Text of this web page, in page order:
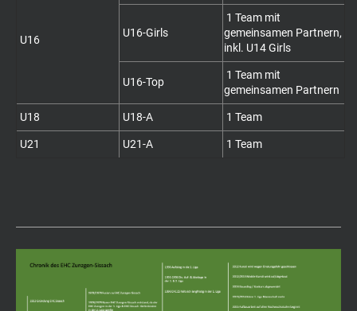
U16
U16-Girls
1 Team mit
gemeinsamen Partnern,
inkl. U14 Girls
U16-Top
1 Team mit
gemeinsamen Partnern
U18 U18-A 1 Team
U21 U21-A 1 Team